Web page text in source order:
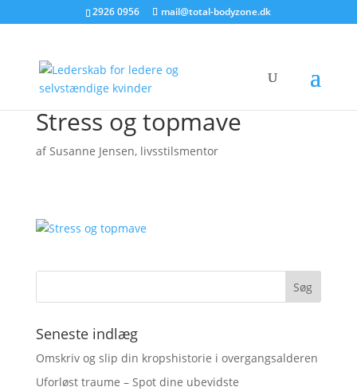
2926 0956 mail@total-bodyzone.dk
Stress og topmave
afSusanne Jensen, livsstilsmentor
Seneste indlæg
Omskriv og slip din kropshistorie i overgangsalderen
Uforløst traume – Spot dine ubevidste